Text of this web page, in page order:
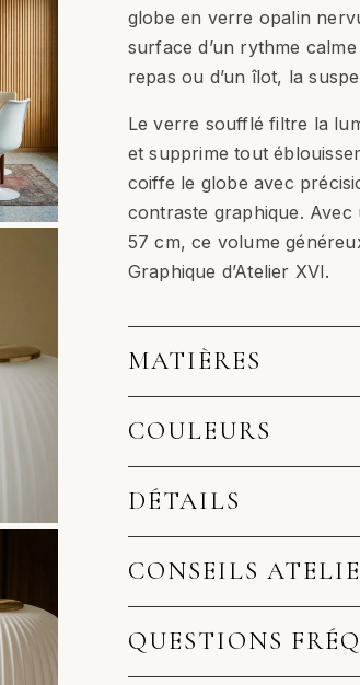
globe en verre opalin
surface d’un rythme
repas ou d’un îlot, la
Le verre soufflé filtre la
et supprime tout
coiffe le globe avec
contraste graphique.
57 cm, ce volume
Graphique d’Atelier XVI.
MATIÈRES
COULEURS
DÉTAILS
CONSEILS
QUESTIONS